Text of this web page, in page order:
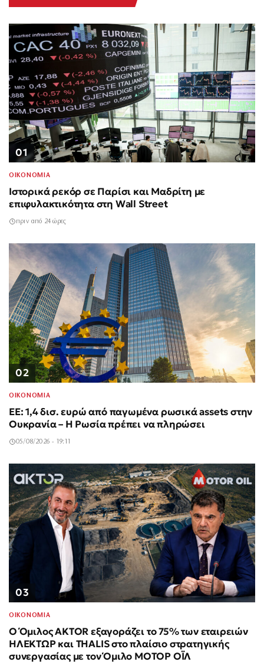
01
ΟΙΚΟΝΟΜΙΑ
Ιστορικά ρεκόρ σε Παρίσι και Μαδρίτη με
επιφυλακτικότητα στη Wall Street
πριν από 24 ώρες
02
ΟΙΚΟΝΟΜΙΑ
ΕΕ: 1,4 δισ. ευρώ από παγωμένα ρωσικά assets στην
Ουκρανία – Η Ρωσία πρέπει να πληρώσει
05/08/2026 - 19:11
03
ΟΙΚΟΝΟΜΙΑ
Ο Όμιλος AKTOR εξαγοράζει το 75% των εταιρειών
ΗΛΕΚΤΩΡ και THALIS στο πλαίσιο στρατηγικής
συνεργασίας με τον Όμιλο ΜΟΤΟΡ ΟΪΛ